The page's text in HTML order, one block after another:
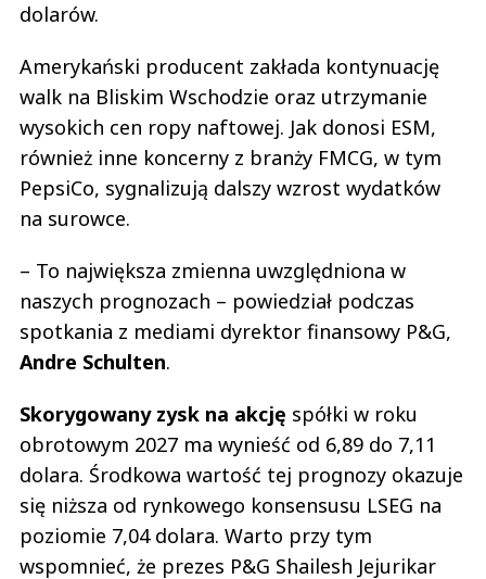
dolarów.
Amerykański producent zakłada kontynuację
walk na Bliskim Wschodzie oraz utrzymanie
wysokich cen ropy naftowej. Jak donosi ESM,
również inne koncerny z branży FMCG, w tym
PepsiCo, sygnalizują dalszy wzrost wydatków
na surowce.
– To największa zmienna uwzględniona w
naszych prognozach – powiedział podczas
spotkania z mediami dyrektor finansowy P&G,
Andre Schulten.
Skorygowany zysk na akcję spółki w roku
obrotowym 2027 ma wynieść od 6,89 do 7,11
dolara. Środkowa wartość tej prognozy okazuje
się niższa od rynkowego konsensusu LSEG na
poziomie 7,04 dolara. Warto przy tym
wspomnieć, że prezes P&G Shailesh Jejurikar